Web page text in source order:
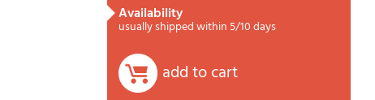
Summary
availability
usually shipped within 5/10 days
add to cart